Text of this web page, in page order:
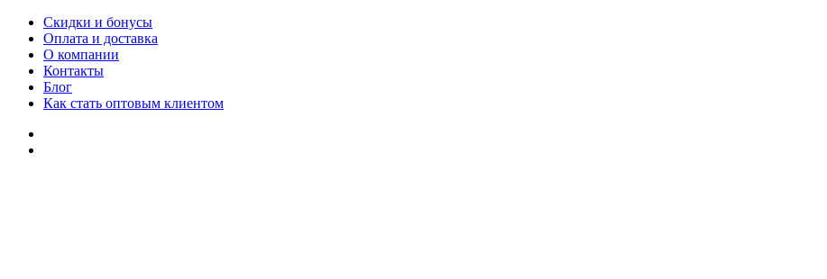
Скидки и бонусы
Оплата и доставка
О компании
Контакты
Блог
Как стать оптовым клиентом